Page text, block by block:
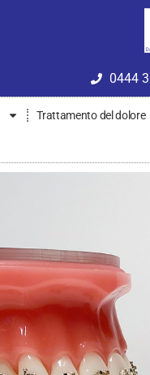
0444
Trattamento del dolore